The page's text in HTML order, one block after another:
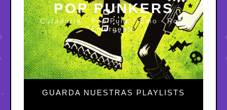
POP PUNKERS
Curaduría · Pop Punk · Emo · Rock
Emergente
GUARDA NUESTRAS PLAYLISTS